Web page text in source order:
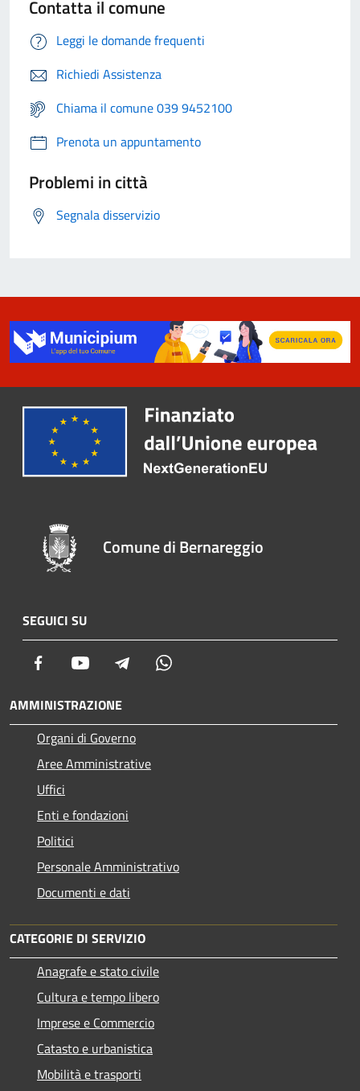
Contatta il comune
Leggi le domande frequenti
Richiedi Assistenza
Chiama il comune 039 9452100
Prenota un appuntamento
Problemi in città
Segnala disservizio
Comune di Bernareggio
SEGUICI SU
Facebook Youtube Telegram
AMMINISTRAZIONE
Organi di Governo
Aree Amministrative
Uffici
Enti e fondazioni
Politici
Personale Amministrativo
Documenti e dati
CATEGORIE DI SERVIZIO
Anagrafe e stato civile
Cultura e tempo libero
Imprese e Commercio
Catasto e urbanistica
Mobilità e trasporti